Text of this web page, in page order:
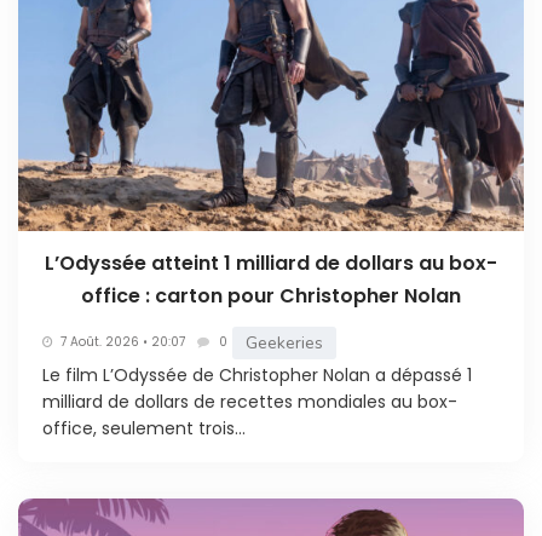
L’Odyssée atteint 1 milliard de dollars au box-
office : carton pour Christopher Nolan
7 Août. 2026 • 20:07 0 Geekeries
Le film L’Odyssée de Christopher Nolan a dépassé 1
milliard de dollars de recettes mondiales au box-
office, seulement trois...